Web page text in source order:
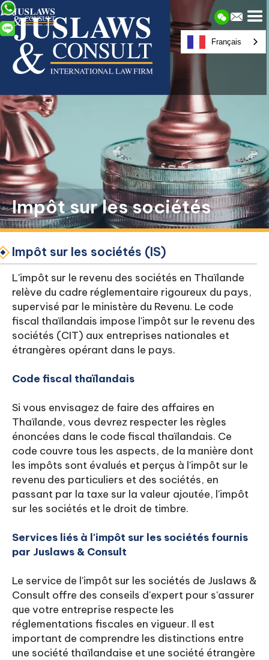
Impôt sur les sociétés
Impôt sur les sociétés (IS)
L'impôt sur le revenu des sociétés en Thaïlande
relève du cadre réglementaire rigoureux du pays,
supervisé par le ministère du Revenu. Le code
fiscal thaïlandais impose l'impôt sur le revenu des
sociétés (CIT) aux entreprises nationales et
étrangères opérant dans le pays.
Code fiscal thaïlandais
Si vous envisagez de faire des affaires en
Thaïlande, vous devrez respecter les règles
énoncées dans le code fiscal thaïlandais. Ce
code couvre tous les aspects, de la manière dont
les impôts sont évalués et perçus à l'impôt sur le
revenu des particuliers et des sociétés, en
passant par la taxe sur la valeur ajoutée, l'impôt
sur les sociétés et le droit de timbre.
Services liés à l'impôt sur les sociétés fournis
par Juslaws & Consult
Le service de l'impôt sur les sociétés de Juslaws &
Consult offre des conseils d'expert pour s'assurer
que votre entreprise respecte les
réglementations fiscales en vigueur. Il est
important de comprendre les distinctions entre
une société thaïlandaise et une société étrangère
Français